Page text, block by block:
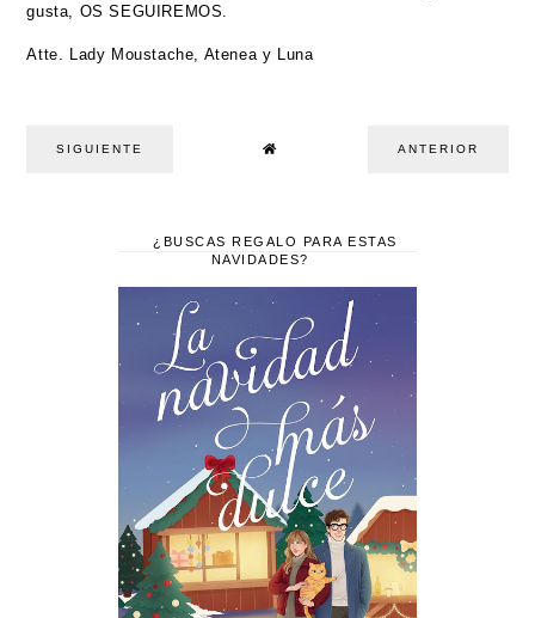
gusta, OS SEGUIREMOS.
Atte. Lady Moustache, Atenea y Luna
SIGUIENTE ANTERIOR
¿BUSCAS REGALO PARA ESTAS
NAVIDADES?